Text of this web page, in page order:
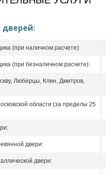
дверей:
(при наличном расчете):
(при безналичном расчете):
Люберцы, Клин, Дмитров,
области (за пределы 25
двери:
двери: